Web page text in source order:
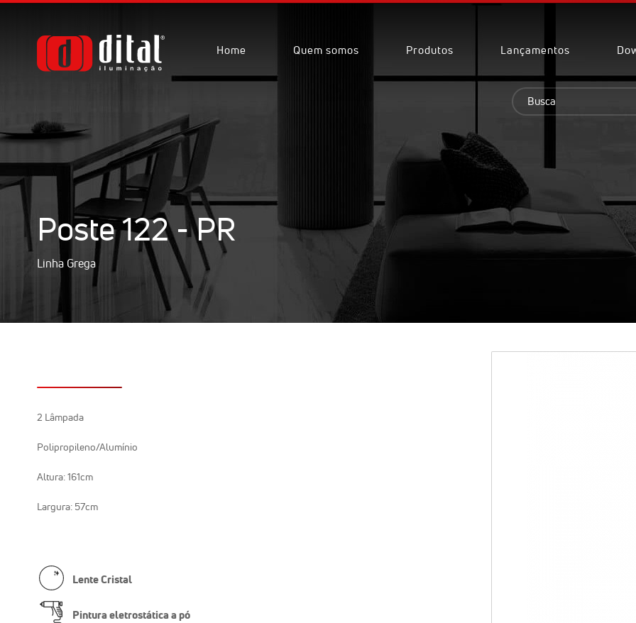
Home Quem somos Produtos Lançamentos
Poste 122 - PR
Linha Grega
2 Lâmpada
Polipropileno/Alumínio
Altura: 161cm
Largura: 57cm
Lente Cristal
Pintura eletrostática a pó